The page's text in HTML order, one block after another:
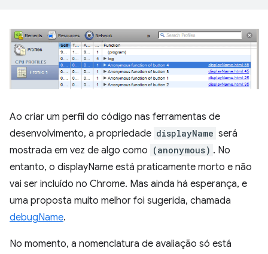
Ao criar um perfil do código nas ferramentas de
desenvolvimento, a propriedade displayName será
mostrada em vez de algo como (anonymous) . No
entanto, o displayName está praticamente morto e não
vai ser incluído no Chrome. Mas ainda há esperança, e
uma proposta muito melhor foi sugerida, chamada
debugName.
No momento, a nomenclatura de avaliação só está